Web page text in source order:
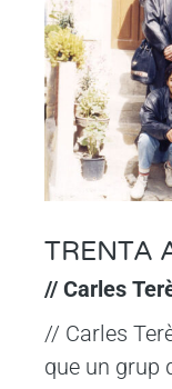
TRENTA
// Carles
// Carles
que un grup